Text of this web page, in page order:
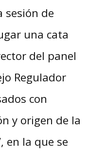
sesión de
una cata
del panel
Regulador
con
y origen de la
en la que se